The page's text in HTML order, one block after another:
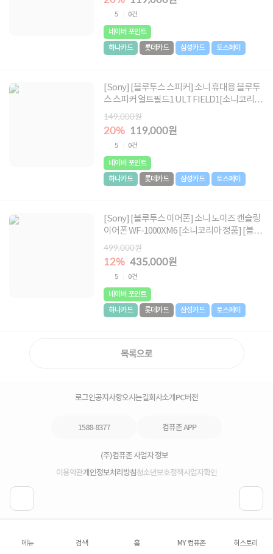
5 0건
네이버 포인트
하나카드
롯데카드 삼성카드 토스페이
[Sony] [블루투스 스피커] 소니 휴대용 블루투
스 스피커 얼트필드1 ULT FIELD1[소니코리아
정품] [블랙]
149,000원
20% 119,000원
5 0건
네이버 포인트
하나카드
롯데카드 삼성카드 토스페이
[Sony] [블루투스 이어폰] 소니 노이즈 캔슬링
이어폰 WF-1000XM6 [소니코리아 정품] [블
랙]
499,000원
12% 435,000원
5 0건
네이버 포인트
하나카드
롯데카드 삼성카드 토스페이
목록으로
메뉴 검색 홈 MY 컴퓨존 히스토리
로그인공지사항오시는길회사소개PC버전
1588-8377 컴퓨존 APP
(주)컴퓨존 사업자 정보
이용약관개인정보처리방침청소년보호정책사업자확인